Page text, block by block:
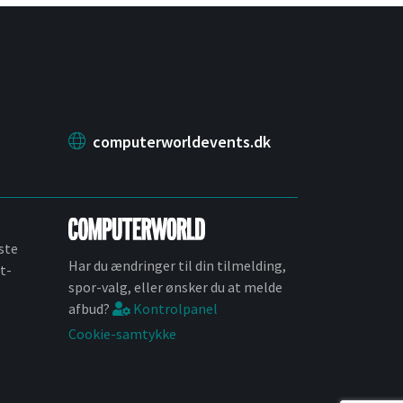
computerworldevents.dk
Har du ændringer til din tilmelding,
spor-valg, eller ønsker du at melde
afbud?
Kontrolpanel
Cookie-samtykke